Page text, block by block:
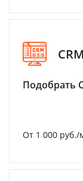
CRM
Подобрать
От 1 000 руб./